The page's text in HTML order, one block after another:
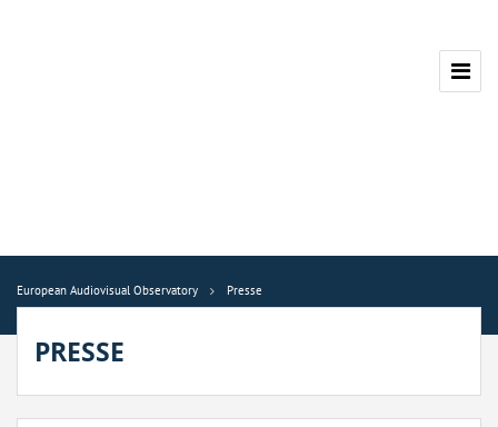
European Audiovisual Observatory Presse
PRESSE